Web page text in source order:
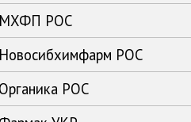
МХФП РОС
РОС
РОС